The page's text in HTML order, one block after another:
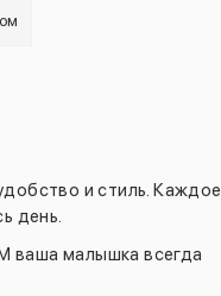
и стиль. Каждое
день.
ваша малышка всегда